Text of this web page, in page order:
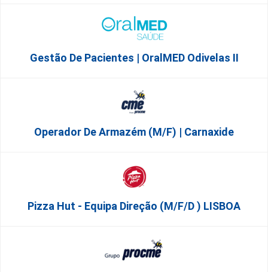
Gestão De Pacientes | OralMED Odivelas II
Operador De Armazém (m/f) | Carnaxide
Pizza Hut - Equipa Direção (m/f/d ) LISBOA